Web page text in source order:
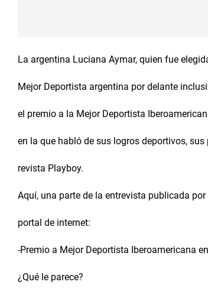
La argentina Luciana Aymar, quien fue
Mejor Deportista argentina por delante
el premio a la Mejor Deportista
en la que habló de sus logros deportivos,
revista Playboy.
Aquí, una parte de la entrevista publicada
portal de internet:
-Premio a Mejor Deportista Iberoamericana
¿Qué le parece?